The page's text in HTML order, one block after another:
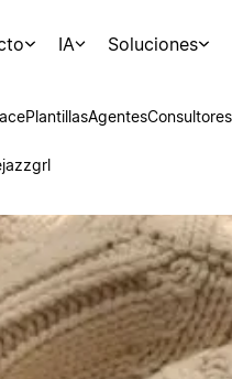
IA Soluciones
PlantillasAgentesConsultores